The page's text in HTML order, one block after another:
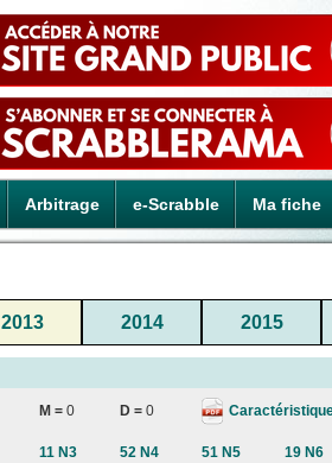
Arbitrage e-Scrabble Ma fiche
2013 2014 2015
M = 0 D = 0
11 N3 52 N4 51 N5 19 N6